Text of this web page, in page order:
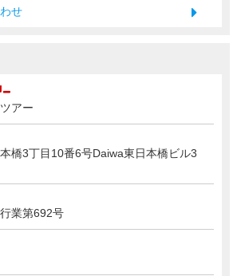
せ
アー
橋3丁目10番6号Daiwa東日本橋ビル3
業第692号